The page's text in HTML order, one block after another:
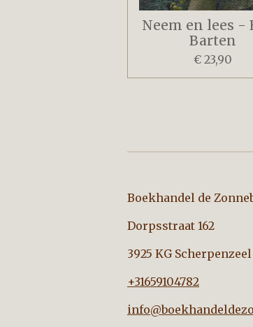
Neem en lees -
Barten
€ 23,90
Boekhandel
Dorpsstraat 162
3925 KG Scherpenzeel
+31659104782